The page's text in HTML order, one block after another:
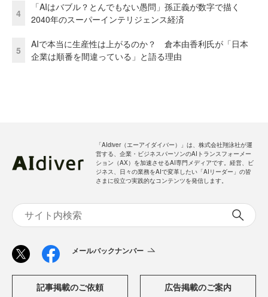
4
「AIはバブル？とんでもない愚問」孫正義が数字で描く
2040年のスーパーインテリジェンス経済
5
AIで本当に生産性は上がるのか？ 倉本由香利氏が「日本
企業は順番を間違っている」と語る理由
「AIdiver（エーアイダイバー）」は、株式会社翔泳社が運
営する、企業・ビジネスパーソンのAIトランスフォーメー
ション（AX）を加速させるAI専門メディアです。経営、ビ
ジネス、日々の業務をAIで変革したい「AIリーダー」の皆
さまに役立つ実践的なコンテンツを発信します。
メールバックナンバー
記事掲載のご依頼 広告掲載のご案内